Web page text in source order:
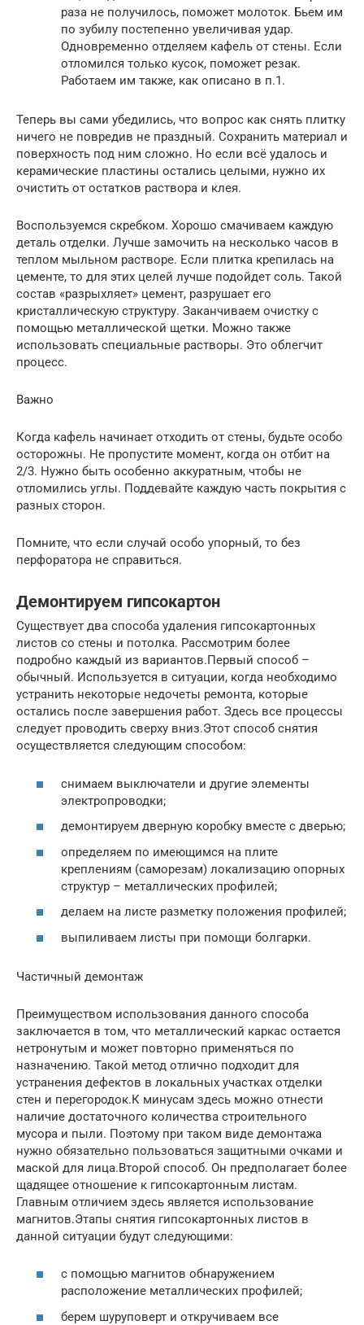
раза не получилось, поможет молоток. Бьем им
по зубилу постепенно увеличивая удар.
Одновременно отделяем кафель от стены. Если
отломился только кусок, поможет резак.
Работаем им также, как описано в п.1.
Теперь вы сами убедились, что вопрос как снять плитку
ничего не повредив не праздный. Сохранить материал и
поверхность под ним сложно. Но если всё удалось и
керамические пластины остались целыми, нужно их
очистить от остатков раствора и клея.
Воспользуемся скребком. Хорошо смачиваем каждую
деталь отделки. Лучше замочить на несколько часов в
теплом мыльном растворе. Если плитка крепилась на
цементе, то для этих целей лучше подойдет соль. Такой
состав «разрыхляет» цемент, разрушает его
кристаллическую структуру. Заканчиваем очистку с
помощью металлической щетки. Можно также
использовать специальные растворы. Это облегчит
процесс.
Важно
Когда кафель начинает отходить от стены, будьте особо
осторожны. Не пропустите момент, когда он отбит на
2/3. Нужно быть особенно аккуратным, чтобы не
отломились углы. Поддевайте каждую часть покрытия с
разных сторон.
Помните, что если случай особо упорный, то без
перфоратора не справиться.
Демонтируем гипсокартон
Существует два способа удаления гипсокартонных
листов со стены и потолка. Рассмотрим более
подробно каждый из вариантов.Первый способ –
обычный. Используется в ситуации, когда необходимо
устранить некоторые недочеты ремонта, которые
остались после завершения работ. Здесь все процессы
следует проводить сверху вниз.Этот способ снятия
осуществляется следующим способом:
снимаем выключатели и другие элементы
электропроводки;
демонтируем дверную коробку вместе с дверью;
определяем по имеющимся на плите
креплениям (саморезам) локализацию опорных
структур – металлических профилей;
делаем на листе разметку положения профилей;
выпиливаем листы при помощи болгарки.
Частичный демонтаж
Преимуществом использования данного способа
заключается в том, что металлический каркас остается
нетронутым и может повторно применяться по
назначению. Такой метод отлично подходит для
устранения дефектов в локальных участках отделки
стен и перегородок.К минусам здесь можно отнести
наличие достаточного количества строительного
мусора и пыли. Поэтому при таком виде демонтажа
нужно обязательно пользоваться защитными очками и
маской для лица.Второй способ. Он предполагает более
щадящее отношение к гипсокартонным листам.
Главным отличием здесь является использование
магнитов.Этапы снятия гипсокартонных листов в
данной ситуации будут следующими:
с помощью магнитов обнаружением
расположение металлических профилей;
берем шуруповерт и откручиваем все